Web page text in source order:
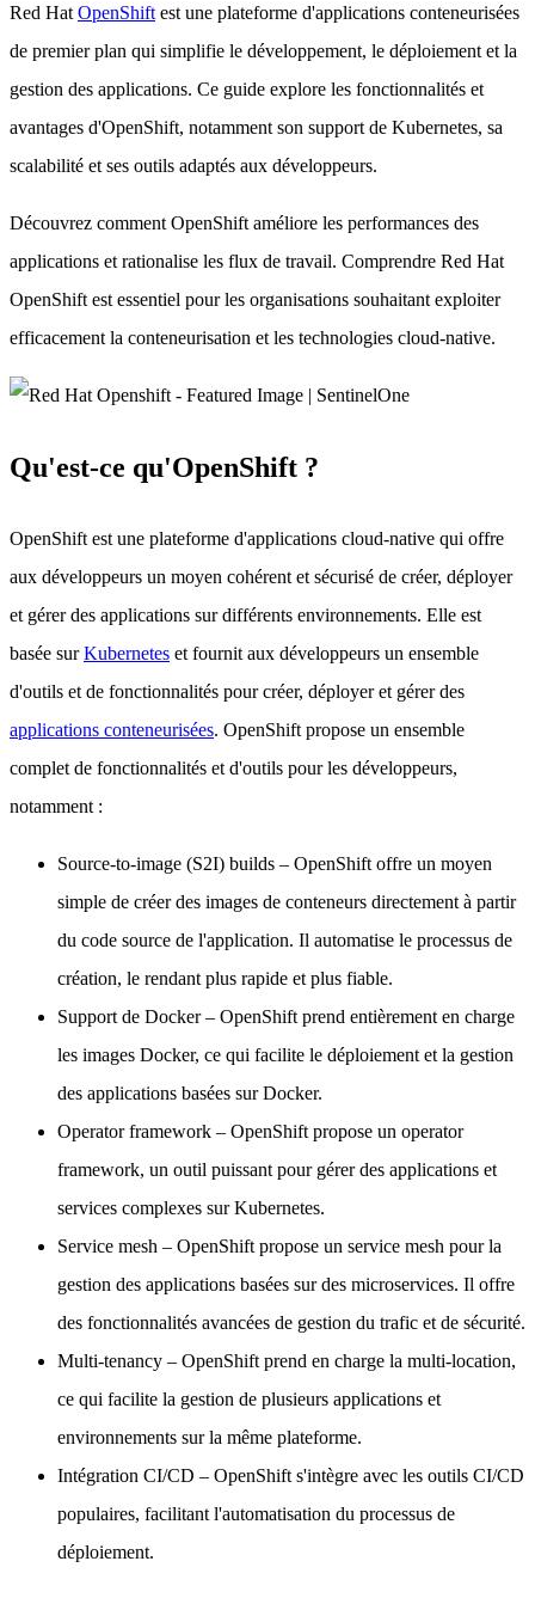
Red Hat OpenShift est une plateforme d'applications conteneurisées
de premier plan qui simplifie le développement, le déploiement et la
gestion des applications. Ce guide explore les fonctionnalités et
avantages d'OpenShift, notamment son support de Kubernetes, sa
scalabilité et ses outils adaptés aux développeurs.
Découvrez comment OpenShift améliore les performances des
applications et rationalise les flux de travail. Comprendre Red Hat
OpenShift est essentiel pour les organisations souhaitant exploiter
efficacement la conteneurisation et les technologies cloud-native.
Qu'est-ce qu'OpenShift ?
OpenShift est une plateforme d'applications cloud-native qui offre
aux développeurs un moyen cohérent et sécurisé de créer, déployer
et gérer des applications sur différents environnements. Elle est
basée surKubernetes et fournit aux développeurs un ensemble
d'outils et de fonctionnalités pour créer, déployer et gérer des
applications conteneurisées. OpenShift propose un ensemble
complet de fonctionnalités et d'outils pour les développeurs,
notamment :
Source-to-image (S2I) builds – OpenShift offre un moyen
simple de créer des images de conteneurs directement à partir
du code source de l'application. Il automatise le processus de
création, le rendant plus rapide et plus fiable.
Support de Docker– OpenShift prend entièrement en charge
les images Docker, ce qui facilite le déploiement et la gestion
des applications basées sur Docker.
Operator framework – OpenShift propose un operator
framework, un outil puissant pour gérer des applications et
services complexes sur Kubernetes.
Service mesh – OpenShift propose un service mesh pour la
gestion des applications basées sur des microservices. Il offre
des fonctionnalités avancées de gestion du trafic et de sécurité.
Multi-tenancy – OpenShift prend en charge la multi-location,
ce qui facilite la gestion de plusieurs applications et
environnements sur la même plateforme.
Intégration CI/CD – OpenShift s'intègre avec les outils CI/CD
populaires, facilitant l'automatisation du processus de
déploiement.